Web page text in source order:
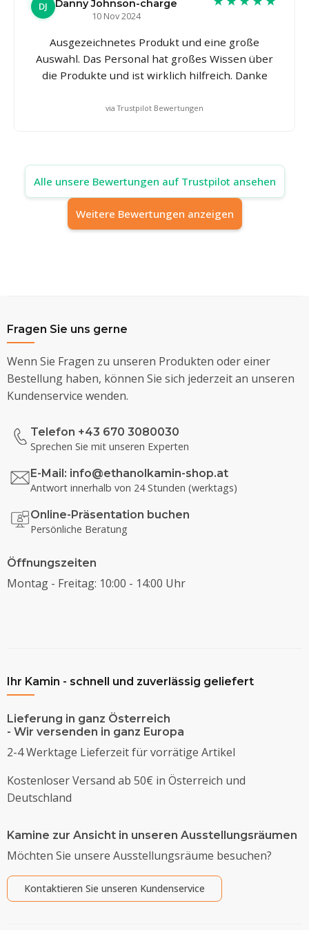
DJ
Danny Johnson-charge
10 Nov 2024
Ausgezeichnetes Produkt und eine große
Auswahl. Das Personal hat großes Wissen über
die Produkte und ist wirklich hilfreich. Danke
via Trustpilot Bewertungen
Alle unsere Bewertungen auf Trustpilot ansehen
Weitere Bewertungen anzeigen
Fragen Sie uns gerne
Wenn Sie Fragen zu unseren Produkten oder einer
Bestellung haben, können Sie sich jederzeit an unseren
Kundenservice wenden.
Telefon +43 670 3080030
Sprechen Sie mit unseren Experten
E-Mail: info@ethanolkamin-shop.at
Antwort innerhalb von 24 Stunden (werktags)
Online-Präsentation buchen
Persönliche Beratung
Öffnungszeiten
Montag - Freitag: 10:00 - 14:00 Uhr
Ihr Kamin - schnell und zuverlässig geliefert
Lieferung in ganz Österreich
- Wir versenden in ganz Europa
2-4 Werktage Lieferzeit für vorrätige Artikel
Kostenloser Versand ab 50€ in Österreich und
Deutschland
Kamine zur Ansicht in unseren Ausstellungsräumen
Möchten Sie unsere Ausstellungsräume besuchen?
Kontaktieren Sie unseren Kundenservice